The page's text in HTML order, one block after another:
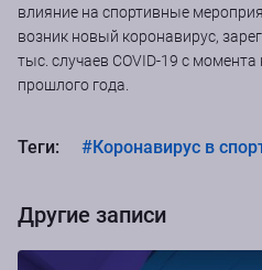
влияние на спортивные
возник новый коронавирус,
тыс. случаев COVID-19 с
прошлого года.
Теги: #Коронавирус в
Другие записи